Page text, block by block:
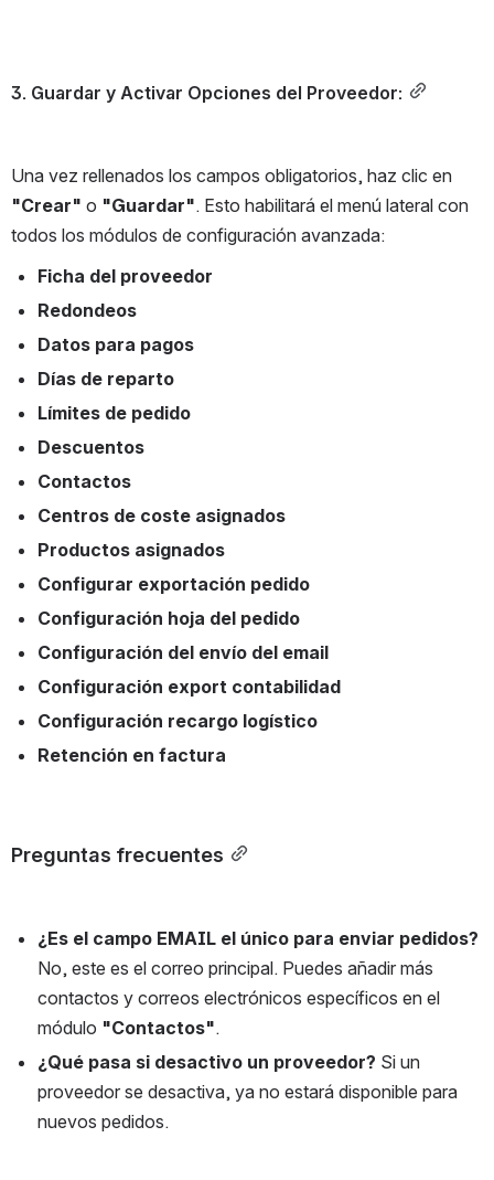
3. Guardar y Activar Opciones del Proveedor:
"Crear" o "Guardar". Esto habilitará el menú lateral con
todos los módulos de configuración avanzada:
Ficha del proveedor
Redondeos
Datos para pagos
Días de reparto
Límites de pedido
Descuentos
Contactos
Centros de coste asignados
Productos asignados
Configurar exportación pedido
Configuración hoja del pedido
Configuración del envío del email
Configuración export contabilidad
Configuración recargo logístico
Retención en factura
Preguntas frecuentes
¿Es el campo EMAIL el único para enviar pedidos?
No, este es el correo principal. Puedes añadir más
contactos y correos electrónicos específicos en el
módulo "Contactos".
¿Qué pasa si desactivo un proveedor? Si un
proveedor se desactiva, ya no estará disponible para
nuevos pedidos.